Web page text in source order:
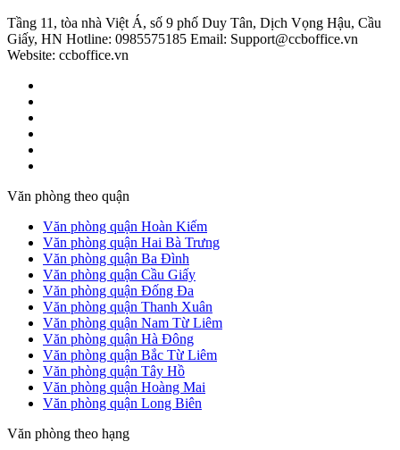
Tầng 11, tòa nhà Việt Á, số 9 phố Duy Tân, Dịch Vọng Hậu, Cầu
Giấy, HN Hotline: 0985575185 Email: Support@ccboffice.vn
Website: ccboffice.vn
Văn phòng theo quận
Văn phòng quận Hoàn Kiếm
Văn phòng quận Hai Bà Trưng
Văn phòng quận Ba Đình
Văn phòng quận Cầu Giấy
Văn phòng quận Đống Đa
Văn phòng quận Thanh Xuân
Văn phòng quận Nam Từ Liêm
Văn phòng quận Hà Đông
Văn phòng quận Bắc Từ Liêm
Văn phòng quận Tây Hồ
Văn phòng quận Hoàng Mai
Văn phòng quận Long Biên
Văn phòng theo hạng